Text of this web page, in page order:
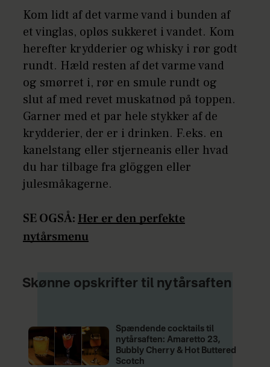
Kom lidt af det varme vand i bunden af
et vinglas, opløs sukkeret i vandet. Kom
herefter krydderier og whisky i rør godt
rundt. Hæld resten af det varme vand
og smørret i, rør en smule rundt og
slut af med revet muskatnød på toppen.
Garner med et par hele stykker af de
krydderier, der er i drinken. F.eks. en
kanelstang eller stjerneanis eller hvad
du har tilbage fra glöggen eller
julesmåkagerne.
SE OGSÅ: Her er den perfekte
nytårsmenu
Skønne opskrifter til nytårsaften
Spændende cocktails til
nytårsaften: Amaretto 23,
Bubbly Cherry & Hot Buttered
Scotch